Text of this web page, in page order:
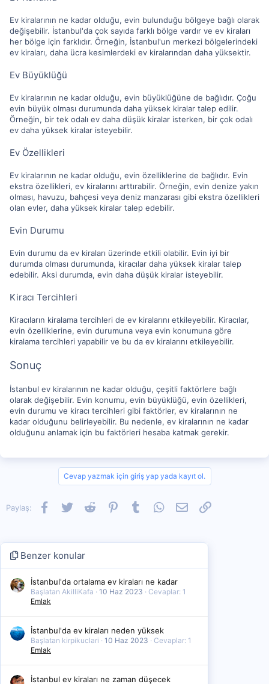
Ev kiralarının ne kadar olduğu, evin bulunduğu bölgeye bağlı olarak
değişebilir. İstanbul'da çok sayıda farklı bölge vardır ve ev kiraları
her bölge için farklıdır. Örneğin, İstanbul'un merkezi bölgelerindeki
ev kiraları, daha ücra kesimlerdeki ev kiralarından daha yüksektir.
Ev Büyüklüğü
Ev kiralarının ne kadar olduğu, evin büyüklüğüne de bağlıdır. Çoğu
evin büyük olması durumunda daha yüksek kiralar talep edilir.
Örneğin, bir tek odalı ev daha düşük kiralar isterken, bir çok odalı
ev daha yüksek kiralar isteyebilir.
Ev Özellikleri
Ev kiralarının ne kadar olduğu, evin özelliklerine de bağlıdır. Evin
ekstra özellikleri, ev kiralarını arttırabilir. Örneğin, evin denize yakın
olması, havuzu, bahçesi veya deniz manzarası gibi ekstra özellikleri
olan evler, daha yüksek kiralar talep edebilir.
Evin Durumu
Evin durumu da ev kiraları üzerinde etkili olabilir. Evin iyi bir
durumda olması durumunda, kiracılar daha yüksek kiralar talep
edebilir. Aksi durumda, evin daha düşük kiralar isteyebilir.
Kiracı Tercihleri
Kiracıların kiralama tercihleri de ev kiralarını etkileyebilir. Kiracılar,
evin özelliklerine, evin durumuna veya evin konumuna göre
kiralama tercihleri yapabilir ve bu da ev kiralarını etkileyebilir.
Sonuç
İstanbul ev kiralarının ne kadar olduğu, çeşitli faktörlere bağlı
olarak değişebilir. Evin konumu, evin büyüklüğü, evin özellikleri,
evin durumu ve kiracı tercihleri gibi faktörler, ev kiralarının ne
kadar olduğunu belirleyebilir. Bu nedenle, ev kiralarının ne kadar
olduğunu anlamak için bu faktörleri hesaba katmak gerekir.
Cevap yazmak için giriş yap yada kayıt ol.
Paylaş: Facebook
TwitterReddit PinterestTumblrWhatsApp
E-postaLink
Benzer konular
İstanbul'da ortalama ev kiraları ne kadar
Başlatan AkilliKafa 10 Haz 2023
Cevaplar: 1
Emlak
İstanbul'da ev kiraları neden yüksek
Başlatan kirpikuclari 10 Haz 2023
Cevaplar: 1
Emlak
İstanbul ev kiraları ne zaman düşecek